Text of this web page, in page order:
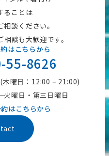
ることは
談ください。
談も大歓迎です。
はこちらから
55-8626
曜日：12:00 – 21:00)
火曜日・第三日曜日
はこちらから